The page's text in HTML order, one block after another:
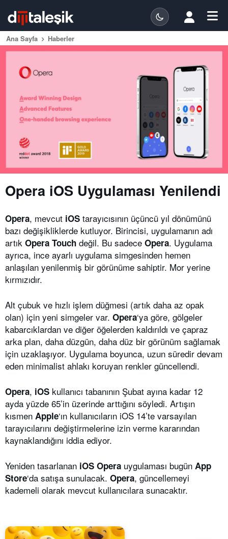
Ana Sayfa Haberler
Opera iOS Uygulaması Yenilendi
Opera, mevcut iOS tarayıcısının üçüncü yıl dönümünü
bazı değişikliklerde kutluyor. Birincisi, uygulamanın adı
artık Opera Touch değil. Bu sadece Opera. Uygulama
ayrıca, ince ayarlı uygulama simgesinden hemen
anlaşılan yenilenmiş bir görünüme sahiptir. Mor yerine
kırmızıdır.
Alt çubuk ve hızlı işlem düğmesi (artık daha az opak
olan) için yeni simgeler var. Opera‘ya göre, gölgeler
kabarcıklardan ve diğer öğelerden kaldırıldı ve çapraz
arka plan, daha düzgün, daha düz bir görünüm sağlamak
için uzaklaşıyor. Uygulama boyunca, uzun süredir devam
eden minimalist ahlakı koruyan renkler güncellendi.
Opera, iOS kullanıcı tabanının Şubat ayına kadar 12
ayda yüzde 65’in üzerinde arttığını söyledi. Artışın
kısmen Apple‘ın kullanıcıların iOS 14’te varsayılan
tarayıcılarını değiştirmelerine izin verme kararından
kaynaklandığını iddia ediyor.
Yeniden tasarlanan iOS Opera uygulaması bugün App
Store‘da satışa sunulacak. Opera, güncellemeyi
kademeli olarak mevcut kullanıcılara sunacaktır.